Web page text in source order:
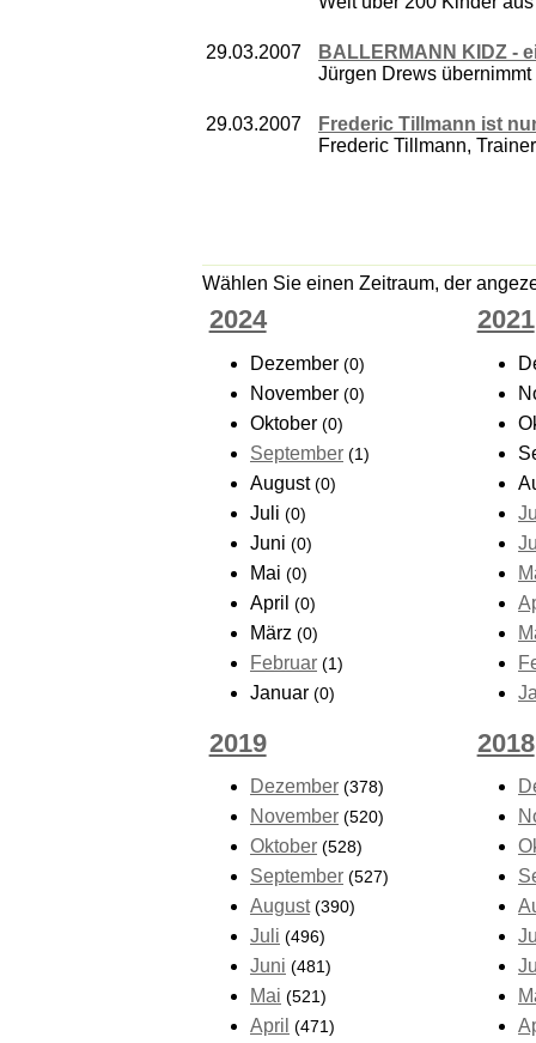
29.03.2007
BALLERMANN KIDZ -
Jürgen Drews
29.03.2007
Frederic Tillmann ist
Frederic Tillmann,
Wählen Sie einen Zeitraum, der
2024
Dezember (0)
November (0)
Oktober (0)
September (1)
August (0)
Juli (0)
Juni (0)
Mai (0)
April (0)
März (0)
Februar (1)
Januar (0)
2021
2019
Dezember (378)
November (520)
Oktober (528)
September (527)
August (390)
Juli (496)
Juni (481)
Mai (521)
April (471)
2018